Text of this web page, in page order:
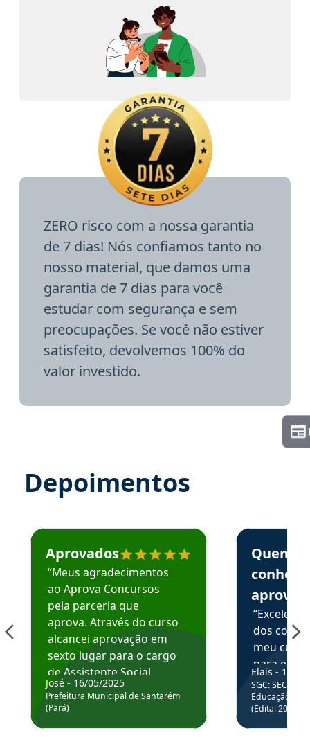
ZERO risco com a nossa garantia
de 7 dias! Nós confiamos tanto no
nosso material, que damos uma
garantia de 7 dias para você
estudar com segurança e sem
preocupações. Se você não estiver
satisfeito, devolvemos 100% do
valor investido.
Depoimentos
Estudante José recomenda o Aprova Concursos em
Aprovados
“Meus agradecimentos
ao Aprova Concursos
pela parceria que
aprova. Através do curso
alcancei aprovação em
sexto lugar para o cargo
de Assistente Social.
Hoje estou atuando na
Prefeitura de Santarém.
José - 16/05/2025
Prefeitura Municipal de Santarém
(Pará)
Estudante
Quem
aprova
dos
meu
para
colocar
através
de
Elais - 15/
SGC: SEC BA
Educação
(Edital